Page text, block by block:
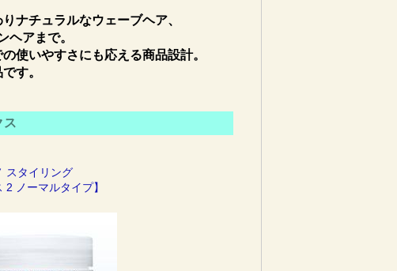
ナチュラルなウェーブヘア、
ヘアまで。
使いやすさにも応える商品設計。
す。
ス
スタイリング
2 ノーマルタイプ】